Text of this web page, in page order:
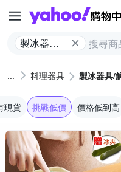
製冰器具/
料理器具 製冰器具/
現貨 挑戰低價 價格低到高